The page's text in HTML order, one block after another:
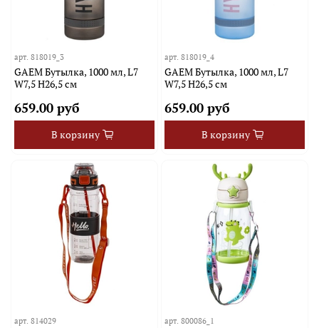
арт.818019_3
GAEM Бутылка, 1000 мл, L7
W7,5 H26,5 см
659.00 руб
В корзину
арт. 818019_4
GAEM Бутылка, 1000 мл, L7
W7,5 H26,5 см
659.00 руб
В корзину
арт.814029 арт. 800086_1